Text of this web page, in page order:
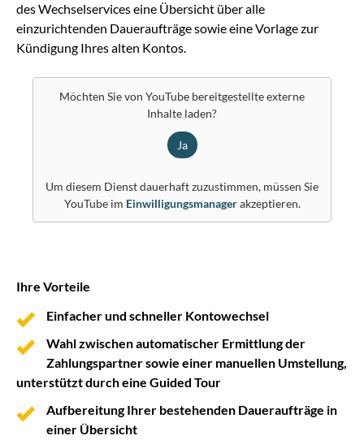
des Wechselservices eine Übersicht über alle
einzurichtenden Daueraufträge sowie eine Vorlage zur
Kündigung Ihres alten Kontos.
Möchten Sie von YouTube bereitgestellte externe
Inhalte laden?
Ja
Um diesem Dienst dauerhaft zuzustimmen, müssen Sie
YouTubeim Einwilligungsmanagerakzeptieren.
Ihre Vorteile
Einfacher und schneller Kontowechsel
Wahl zwischen automatischer Ermittlung der
Zahlungspartner sowie einer manuellen Umstellung,
unterstützt durch eine Guided Tour
Aufbereitung Ihrer bestehenden Daueraufträge in
einer Übersicht